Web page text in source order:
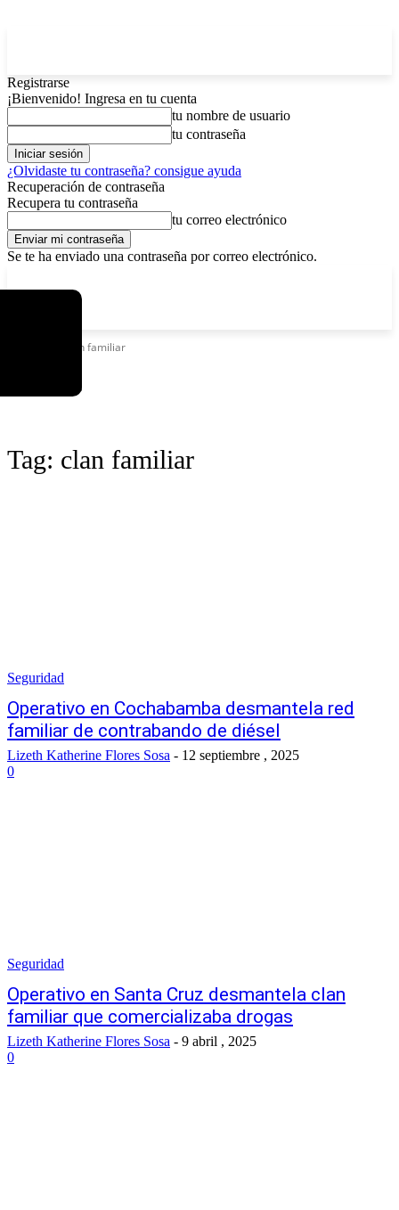
Registrarse
¡Bienvenido! Ingresa en tu cuenta
tu nombre de usuario
tu contraseña
¿Olvidaste tu contraseña? consigue ayuda
Recuperación de contraseña
Recupera tu contraseña
tu correo electrónico
Se te ha enviado una contraseña por correo electrónico.
Clan familiar
Tag: clan familiar
Seguridad
Operativo en Cochabamba desmantela red
familiar de contrabando de diésel
Lizeth Katherine Flores Sosa - 12 septiembre , 2025
0
Seguridad
Operativo en Santa Cruz desmantela clan
familiar que comercializaba drogas
Lizeth Katherine Flores Sosa - 9 abril , 2025
0